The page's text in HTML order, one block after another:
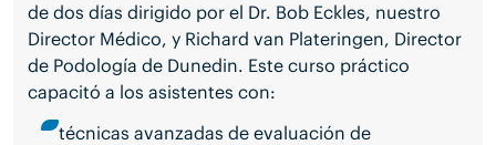
de dos días dirigido por el Dr. Bob Eckles, nuestro
Director Médico, y Richard van Plateringen, Director
de Podología de Dunedin. Este curso práctico
capacitó a los asistentes con:
técnicas avanzadas de evaluación de